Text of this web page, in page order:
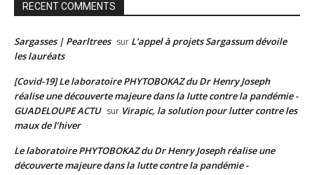
RECENT COMMENTS
Sargasses | Pearltrees sur L’appel à projets Sargassum dévoile
les lauréats
[Covid-19] Le laboratoire PHYTOBOKAZ du Dr Henry Joseph
réalise une découverte majeure dans la lutte contre la pandémie -
GUADELOUPE ACTU sur Virapic, la solution pour lutter contre les
maux de l’hiver
Le laboratoire PHYTOBOKAZ du Dr Henry Joseph réalise une
découverte majeure dans la lutte contre la pandémie -